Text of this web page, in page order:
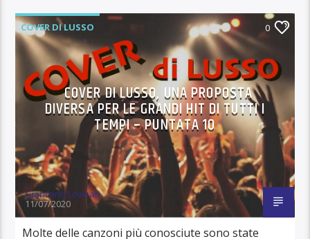
COVER DI LUSSO 0
COVER DI LUSSO, UNA PROPOSTA
DIVERSA PER LE GRANDI HIT DI TUTTI I
TEMPI – PUNTATA 10
Giancarlo Lovisari
11/07/2020
Molte delle canzoni più conosciute sono state